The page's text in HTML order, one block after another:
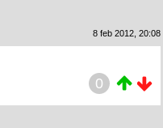
8 feb 2012, 20:08
0